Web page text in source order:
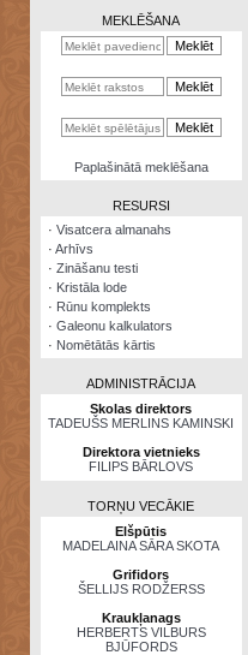
kalkulators
Nomētātās
MEKLĒŠANA
Paplašinātā meklēšana
RESURSI
· Visatcera almanahs
· Arhīvs
· Zināšanu testi
· Kristāla lode
· Rūnu komplekts
· Galeonu kalkulators
· Nomētātās kārtis
ADMINISTRĀCIJA
Skolas direktors
TADEUŠS MERLINS KAMINSKI
Direktora vietnieks
FILIPS BĀRLOVS
TORŅU VECĀKIE
Elšpūtis
MADELAINA SĀRA SKOTA
Grifidors
ŠELLIJS RODŽERSS
Kraukļanags
HERBERTS VILBURS
BJŪFORDS